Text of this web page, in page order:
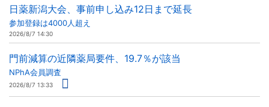
日薬新潟大会、事前申し込み12日まで延長
参加登録は4000人超え
2026/8/7 14:30
門前減算の近隣薬局要件、19.7％が該当
NPhA会員調査
2026/8/7 13:33